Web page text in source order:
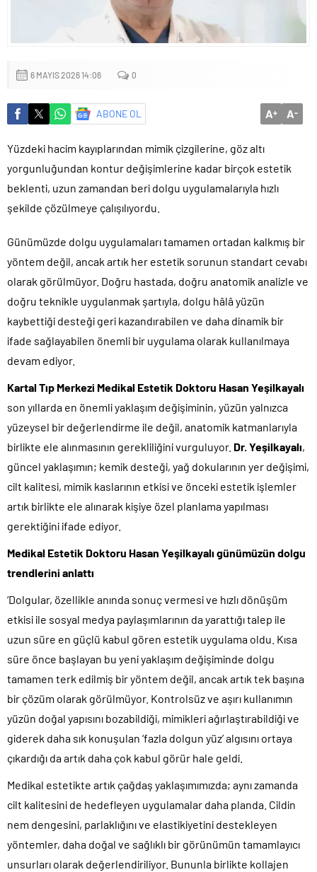
6 MAYIS 2026 14:06 0
ABONE OL A+ A-
Yüzdeki hacim kayıplarından mimik çizgilerine, göz altı
yorgunluğundan kontur değişimlerine kadar birçok estetik
beklenti, uzun zamandan beri dolgu uygulamalarıyla hızlı
şekilde çözülmeye çalışılıyordu.
Günümüzde dolgu uygulamaları tamamen ortadan kalkmış bir
yöntem değil, ancak artık her estetik sorunun standart cevabı
olarak görülmüyor. Doğru hastada, doğru anatomik analizle ve
doğru teknikle uygulanmak şartıyla, dolgu hâlâ yüzün
kaybettiği desteği geri kazandırabilen ve daha dinamik bir
ifade sağlayabilen önemli bir uygulama olarak kullanılmaya
devam ediyor.
Kartal Tıp Merkezi Medikal Estetik Doktoru Hasan Yeşilkayalı
son yıllarda en önemli yaklaşım değişiminin, yüzün yalnızca
yüzeysel bir değerlendirme ile değil, anatomik katmanlarıyla
birlikte ele alınmasının gerekliliğini vurguluyor. Dr.Yeşilkayalı,
güncel yaklaşımın; kemik desteği, yağ dokularının yer değişimi,
cilt kalitesi, mimik kaslarının etkisi ve önceki estetik işlemler
artık birlikte ele alınarak kişiye özel planlama yapılması
gerektiğini ifade ediyor.
Medikal Estetik Doktoru Hasan Yeşilkayalı günümüzün dolgu
trendlerini anlattı
‘Dolgular, özellikle anında sonuç vermesi ve hızlı dönüşüm
etkisi ile sosyal medya paylaşımlarının da yarattığı talep ile
uzun süre en güçlü kabul gören estetik uygulama oldu. Kısa
süre önce başlayan bu yeni yaklaşım değişiminde dolgu
tamamen terk edilmiş bir yöntem değil, ancak artık tek başına
bir çözüm olarak görülmüyor. Kontrolsüz ve aşırı kullanımın
yüzün doğal yapısını bozabildiği, mimikleri ağırlaştırabildiği ve
giderek daha sık konuşulan ‘fazla dolgun yüz’ algısını ortaya
çıkardığı da artık daha çok kabul görür hale geldi.
Medikal estetikte artık çağdaş yaklaşımımızda; aynı zamanda
cilt kalitesini de hedefleyen uygulamalar daha planda. Cildin
nem dengesini, parlaklığını ve elastikiyetini destekleyen
yöntemler, daha doğal ve sağlıklı bir görünümün tamamlayıcı
unsurları olarak değerlendiriliyor. Bununla birlikte kollajen